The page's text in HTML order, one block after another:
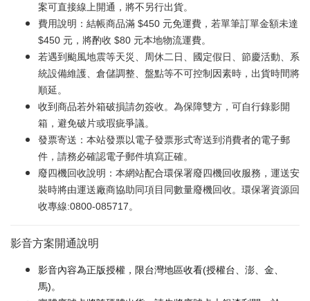
案可直接線上開通，將不另行出貨。
費用說明：結帳商品滿 $450 元免運費，若單筆訂單金額未達
$450 元，將酌收 $80 元本地物流運費。
若遇到颱風地震等天災、周休二日、國定假日、節慶活動、系
統設備維護、倉儲調整、盤點等不可控制因素時，出貨時間將
順延。
收到商品若外箱破損請勿簽收。為保障雙方，可自行錄影開
箱，避免破片或瑕疵爭議。
發票寄送：本站發票以電子發票形式寄送到消費者的電子郵
件，請務必確認電子郵件填寫正確。
廢四機回收說明：本網站配合環保署廢四機回收服務，運送安
裝時將由運送廠商協助同項目同數量廢機回收。環保署資源回
收專線:0800-085717。
影音方案開通說明
影音內容為正版授權，限台灣地區收看(授權台、澎、金、
馬)。